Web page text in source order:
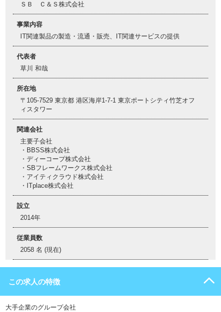
ＳＢ Ｃ＆Ｓ株式会社
事業内容
IT関連製品の製造・流通・販売、IT関連サービスの提供
代表者
草川 和哉
所在地
〒105-7529 東京都 港区海岸1-7-1 東京ポートシティ竹芝オフ
ィスタワー
関連会社
主要子会社
・BBSS株式会社
・ディーコープ株式会社
・SBフレームワークス株式会社
・アイティクラウド株式会社
・ITplace株式会社
設立
2014年
従業員数
2058 名 (現在)
この求人の特徴
大手企業のグループ会社